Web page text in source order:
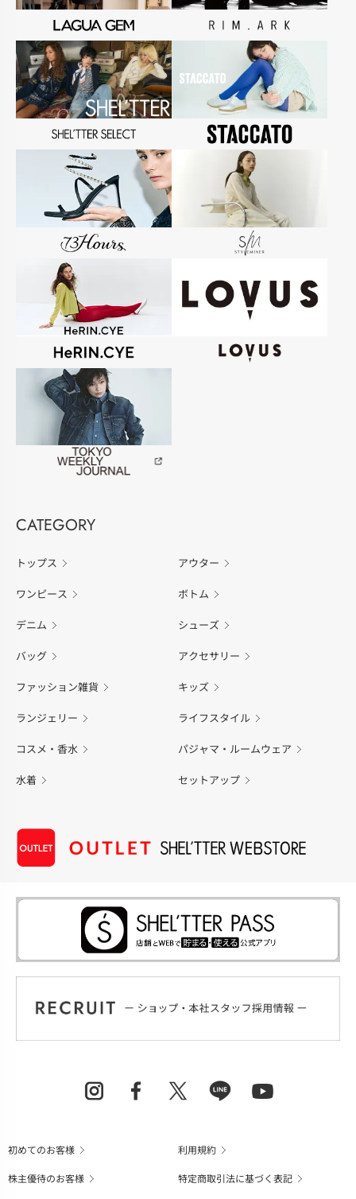
CATEGORY
トップス アウター
ワンピース ボトム
デニム シューズ
バッグ アクセサリー
ファッション雑貨 キッズ
ランジェリー ライフスタイル
コスメ・香水 パジャマ・ルームウェア
水着 セットアップ
初めてのお客様
利用規約
株主優待のお客様
特定商取引法に基づく表記